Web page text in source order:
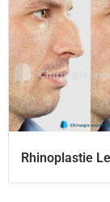
Rhinoplastie